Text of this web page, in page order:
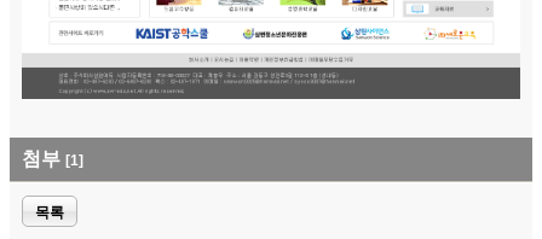
첨부 [1]
목록